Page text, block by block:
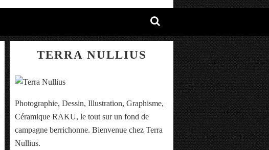
TERRA NULLIUS
Photographie, Dessin, Illustration, Graphisme,
Céramique RAKU, le tout sur un fond de
campagne berrichonne. Bienvenue chez Terra
Nullius.